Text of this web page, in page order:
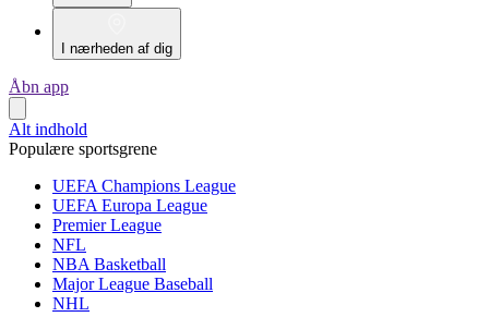
I nærheden af dig
Åbn app
Alt indhold
Populære sportsgrene
UEFA Champions League
UEFA Europa League
Premier League
NFL
NBA Basketball
Major League Baseball
NHL